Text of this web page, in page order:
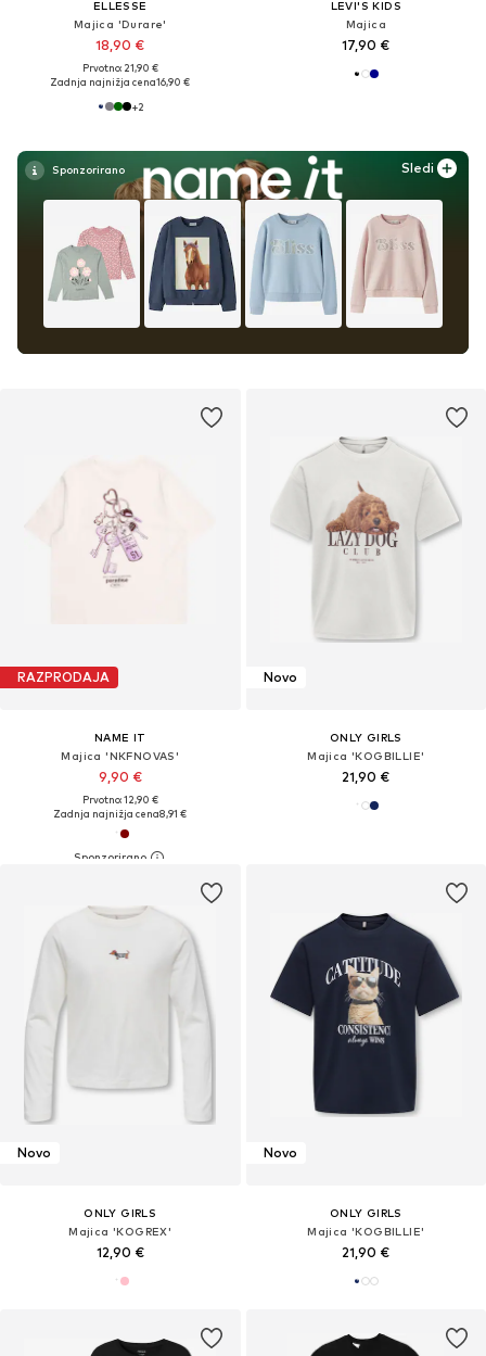
ELLESSE
Majica 'Durare'
18,90 €
Prvotno: 21,90 €
Zadnja najnižja cena16,90 €
+2
Sledi
LEVI'S KIDS
Majica
17,90 €
RAZPRODAJA
NAME IT
Majica 'NKFNOVAS'
9,90 €
Prvotno: 12,90 €
Zadnja najnižja cena8,91 €
Novo
ONLY GIRLS
Majica 'KOGBILLIE'
21,90 €
Novo
ONLY GIRLS
Majica 'KOGREX'
12,90 €
Novo
ONLY GIRLS
Majica 'KOGBILLIE'
21,90 €